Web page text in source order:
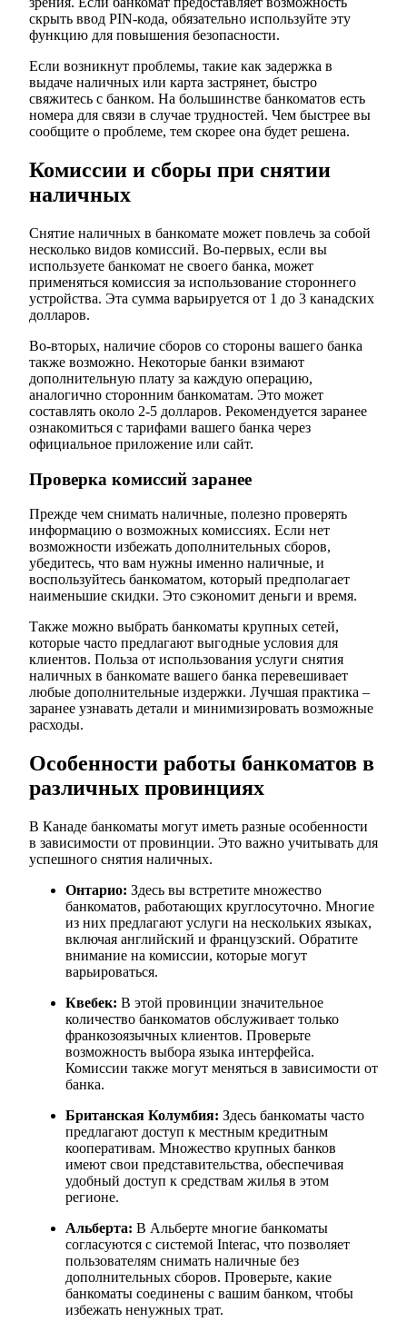
скрыть ввод PIN-кода, обязательно используйте эту
функцию для повышения безопасности.
Если возникнут проблемы, такие как задержка в
выдаче наличных или карта застрянет, быстро
свяжитесь с банком. На большинстве банкоматов есть
номера для связи в случае трудностей. Чем быстрее вы
сообщите о проблеме, тем скорее она будет решена.
Комиссии и сборы при снятии
наличных
Снятие наличных в банкомате может повлечь за собой
несколько видов комиссий. Во-первых, если вы
используете банкомат не своего банка, может
применяться комиссия за использование стороннего
устройства. Эта сумма варьируется от 1 до 3 канадских
долларов.
Во-вторых, наличие сборов со стороны вашего банка
также возможно. Некоторые банки взимают
дополнительную плату за каждую операцию,
аналогично сторонним банкоматам. Это может
составлять около 2-5 долларов. Рекомендуется заранее
ознакомиться с тарифами вашего банка через
официальное приложение или сайт.
Проверка комиссий заранее
Прежде чем снимать наличные, полезно проверять
информацию о возможных комиссиях. Если нет
возможности избежать дополнительных сборов,
убедитесь, что вам нужны именно наличные, и
воспользуйтесь банкоматом, который предполагает
наименьшие скидки. Это сэкономит деньги и время.
Также можно выбрать банкоматы крупных сетей,
которые часто предлагают выгодные условия для
клиентов. Польза от использования услуги снятия
наличных в банкомате вашего банка перевешивает
любые дополнительные издержки. Лучшая практика –
заранее узнавать детали и минимизировать возможные
расходы.
Особенности работы банкоматов в
различных провинциях
В Канаде банкоматы могут иметь разные особенности
в зависимости от провинции. Это важно учитывать для
успешного снятия наличных.
Онтарио: Здесь вы встретите множество
банкоматов, работающих круглосуточно. Многие
из них предлагают услуги на нескольких языках,
включая английский и французский. Обратите
внимание на комиссии, которые могут
варьироваться.
Квебек: В этой провинции значительное
количество банкоматов обслуживает только
франкозоязычных клиентов. Проверьте
возможность выбора языка интерфейса.
Комиссии также могут меняться в зависимости от
банка.
Британская Колумбия: Здесь банкоматы часто
предлагают доступ к местным кредитным
кооперативам. Множество крупных банков
имеют свои представительства, обеспечивая
удобный доступ к средствам жилья в этом
регионе.
Альберта: В Альберте многие банкоматы
согласуются с системой Interac, что позволяет
пользователям снимать наличные без
дополнительных сборов. Проверьте, какие
банкоматы соединены с вашим банком, чтобы
избежать ненужных трат.